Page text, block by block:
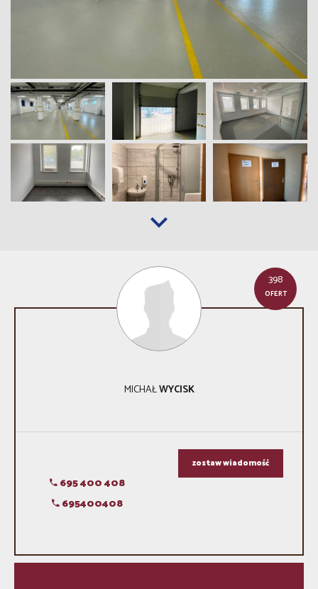
398
OFERT
MICHAŁWYCISK
695 400 408
695400408
zostaw wiadomość